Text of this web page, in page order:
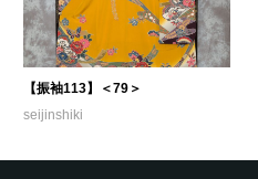
【振袖113】＜79＞
seijinshiki